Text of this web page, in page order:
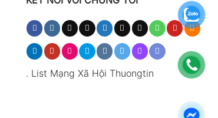
. List Mạng Xã Hội Thuongtin